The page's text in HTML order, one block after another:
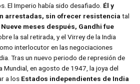
El Imperio había sido desafiado. Él y
arrestadas, sin ofrecer resistencia tal
Nueve meses después, Gandhi fue
la sal retirada, y el Virrey de la India
interlocutor en las negociaciones
Tras un nuevo periodo de represión de
Mundial, en agosto de 1947, la joya del
a los Estados independientes de India